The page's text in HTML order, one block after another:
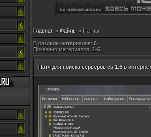
Главная » Файлы » Патчы
В разделе материалов: 6
Показано материалов: 1-6
Патч для поиска серверов cs 1.6 в